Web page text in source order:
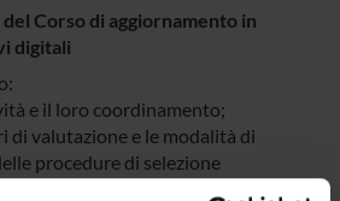
Corso di aggiornamento in
digitali
e il loro coordinamento;
di valutazione e le modalità di
procedure di selezione